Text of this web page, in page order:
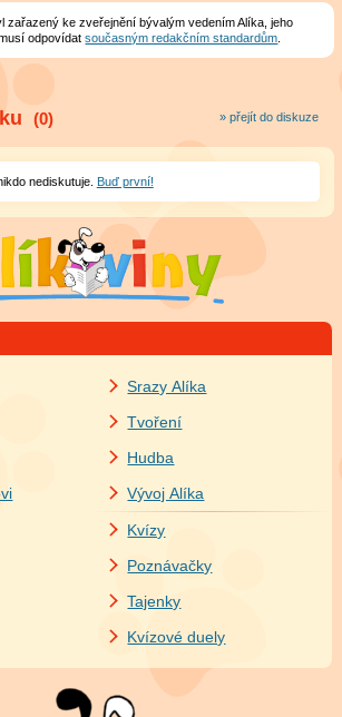
zařazený ke zveřejnění bývalým vedením Alíka, jeho
odpovídatsoučasným redakčním standardům
» přejít do diskuze
(0)
nediskutuje. Buď první!
Srazy Alíka
Tvoření
Hudba
Vývoj Alíka
Kvízy
Poznávačky
Tajenky
Kvízové duely